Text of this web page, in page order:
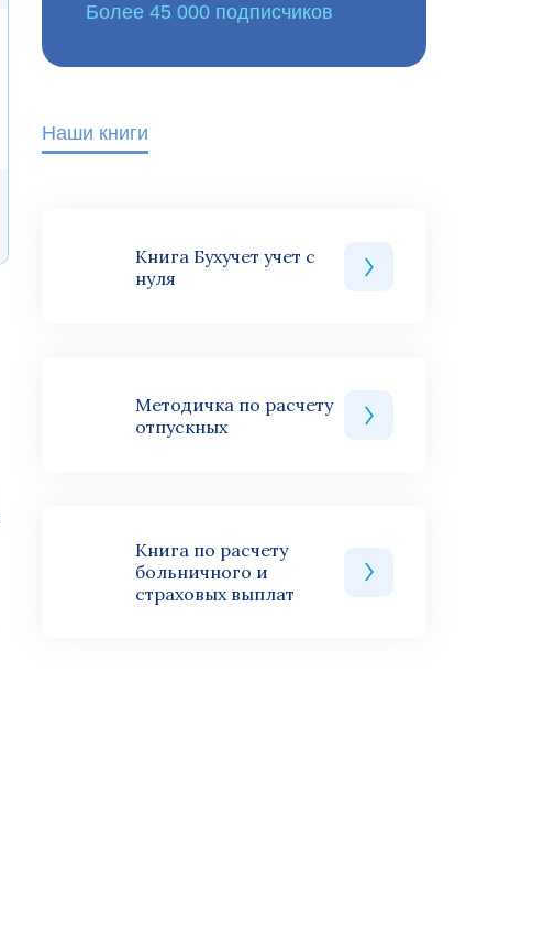
Более 45 000 подписчиков
Наши книги
Книга Бухучет учет с
нуля
Методичка по расчету
отпускных
Книга по расчету
больничного и
страховых выплат